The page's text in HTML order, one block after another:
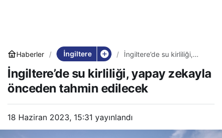
Haberler İngiltere
İngiltere’de su kirliliği,
tahmin edilecek
İngiltere’de su kirliliği, yapay zekayla
önceden tahmin edilecek
18 Haziran 2023, 15:31 yayınlandı